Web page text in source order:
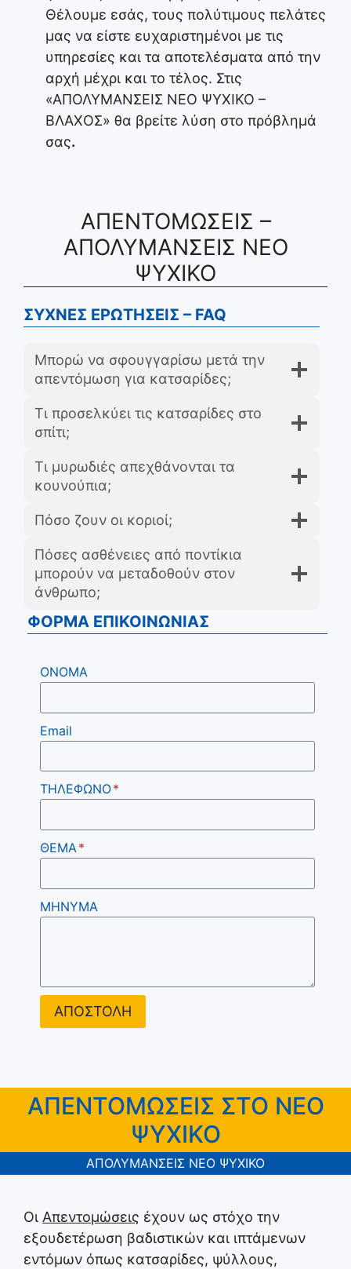
Θέλουμε εσάς, τους πολύτιμους πελάτες
μας να είστε ευχαριστημένοι με τις
υπηρεσίες και τα αποτελέσματα από την
αρχή μέχρι και το τέλος. Στις
«ΑΠΟΛΥΜΑΝΣΕΙΣ ΝΕΟ ΨΥΧΙΚΟ –
ΒΛΑΧΟΣ» θα βρείτε λύση στο πρόβλημά
σας.
ΑΠΕΝΤΟΜΩΣΕΙΣ –
ΑΠΟΛΥΜΑΝΣΕΙΣ ΝΕΟ
ΨΥΧΙΚΟ
ΣΥΧΝΕΣ ΕΡΩΤΗΣΕΙΣ – FAQ
Μπορώ να σφουγγαρίσω μετά την
απεντόμωση για κατσαρίδες;
Τι προσελκύει τις κατσαρίδες στο
σπίτι;
Τι μυρωδιές απεχθάνονται τα
κουνούπια;
Πόσο ζουν οι κοριοί;
Πόσες ασθένειες από ποντίκια
μπορούν να μεταδοθούν στον
άνθρωπο;
ΦΟΡΜΑ ΕΠΙΚΟΙΝΩΝΙΑΣ
ΟΝΟΜΑ
Email
ΤΗΛΕΦΩΝΟ*
ΘΕΜΑ*
ΜΗΝΥΜΑ
ΑΠΟΣΤΟΛΗ
ΑΠΕΝΤΟΜΩΣΕΙΣ ΣΤΟ ΝΕΟ
ΨΥΧΙΚΟ
ΑΠΟΛΥΜΑΝΣΕΙΣ ΝΕΟ ΨΥΧΙΚΟ
Οι Απεντομώσεις έχουν ως στόχο την
εξουδετέρωση βαδιστικών και ιπτάμενων
εντόμων όπως κατσαρίδες, ψύλλους,